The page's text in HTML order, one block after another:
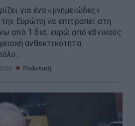
για ένα «μνημειώδες»
Ευρώπη να επιτραπεί στη
από 1 δισ. ευρώ από εθνικούς
ανθεκτικότητα.
Πολιτική